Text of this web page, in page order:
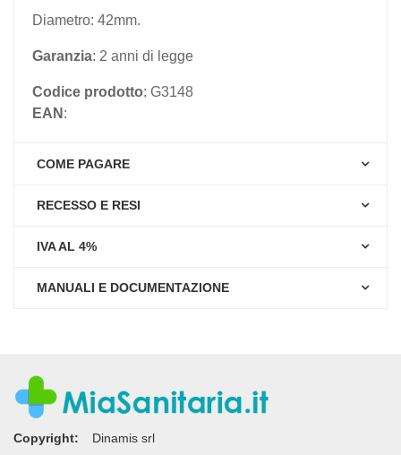
Diametro: 42mm.
Garanzia: 2 anni di legge
Codice prodotto: G3148
EAN :
COME PAGARE
RECESSO E RESI
IVA AL 4%
MANUALI E DOCUMENTAZIONE
Copyright:
Dinamis srl